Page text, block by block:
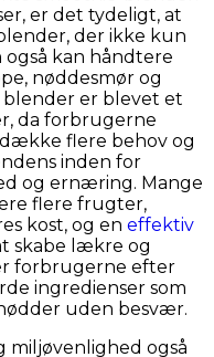
er det tydeligt, at
der ikke kun
kan håndtere
nøddesmør og
blender er blevet et
da forbrugerne
flere behov og
inden for
og ernæring. Mange
flere frugter,
kost, og en effektiv
skabe lækre og
forbrugerne efter
ingredienser som
uden besvær.
også